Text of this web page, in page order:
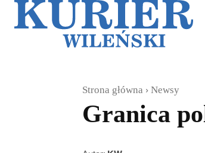
Strona główna Newsy
Granica